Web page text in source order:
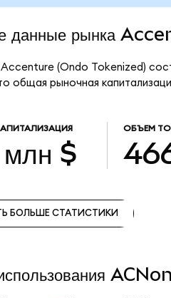
данные рынка
(Ondo Tokenized)
общая рыночная
$
ОБЪЕМ
БОЛЬШЕ СТАТИСТИКИ